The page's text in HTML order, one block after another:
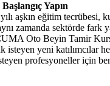
Yapın
aşkın eğitim tecrübesi,
zamanda sektörde fark
Oto Beyin Tamir
isteyen yeni katılımcılar
profesyoneller için